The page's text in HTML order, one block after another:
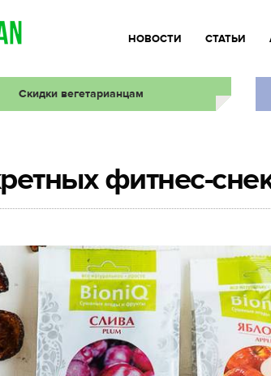
НОВОСТИ СТАТЬИ
Скидки вегетарианцам
фитнес-